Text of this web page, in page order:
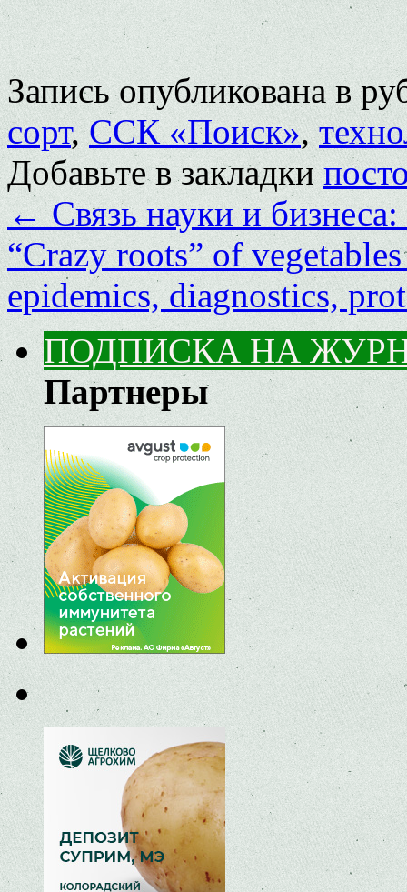
Запись опубликована в
сорт,ССК «Поиск»,
Добавьте в закладки
←Связь науки и
“Crazy roots” of
epidemics, diagnostics,
ПОДПИСКА НА
Партнеры